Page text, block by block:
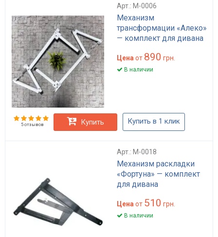
Арт.: M-0006
Механизм
трансформации «Алеко»
— комплект для дивана
Цена от 890 грн.
В наличии
5 отзывов Купить Купить в 1 клик
Арт.: M-0018
Механизм раскладки
«Фортуна» — комплект
для дивана
Цена от 510 грн.
В наличии